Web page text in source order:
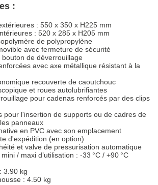
:
: 550 x 350 x H225 mm
: 520 x 285 x H205 mm
de polypropylène
avec fermeture de sécurité
bouton de déverrouillage
avec axe métallique résistant à la
recouverte de caoutchouc
et roues autolubrifiantes
pour cadenas renforcés par des clips
pour l'insertion de supports ou de cadres de
panneaux
en PVC avec son emplacement
d'expédition (en option)
et valve de pressurisation automatique
/ maxi d’utilisation : -33 °C / +90 °C
3.90 kg
: 4.50 kg